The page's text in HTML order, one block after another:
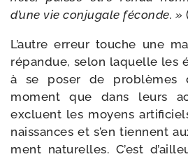
d’une vie conju­gale féconde. »
L’autre erreur touche une
répan­due, selon laquelle les
à se poser de pro­blèmes
moment que dans leurs
excluent les moyens
nais­sances et s’en tiennent
ment natu­relles. C’est